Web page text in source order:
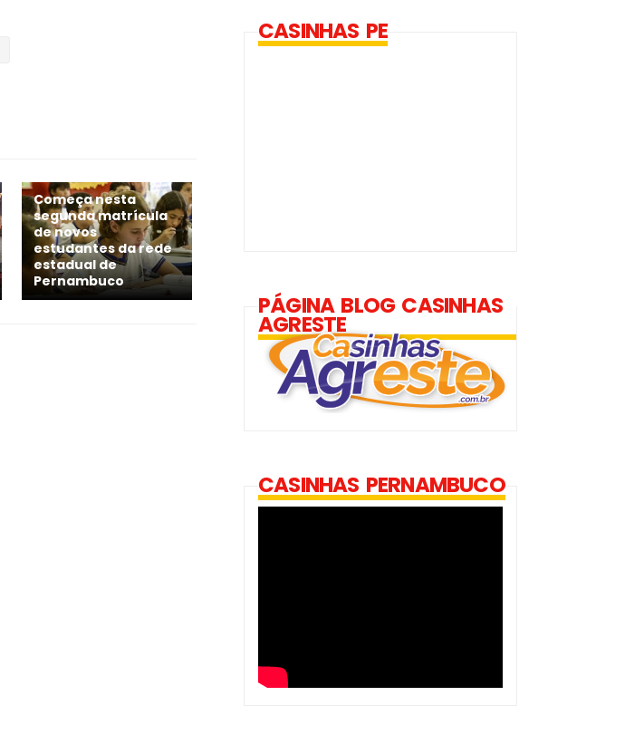
Começa nesta
segunda matrícula
de novos
estudantes da rede
estadual de
Pernambuco
CASINHAS PE
PÁGINA BLOG CASINHAS
AGRESTE
CASINHAS PERNAMBUCO